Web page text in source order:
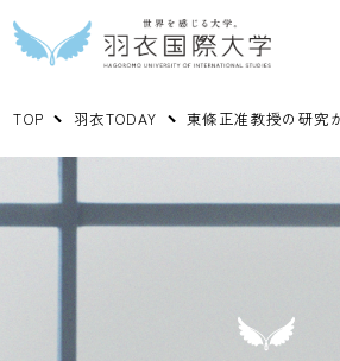
TOP 羽衣TODAY 東條正准教授の研究が桐山奨学会「平成